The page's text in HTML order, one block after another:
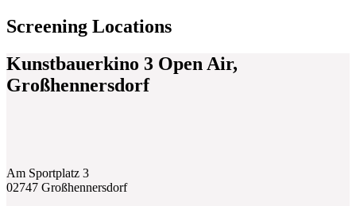
Screening Locations
Kunstbauerkino 3 Open Air,
Großhennersdorf
Am Sportplatz 3
02747 Großhennersdorf